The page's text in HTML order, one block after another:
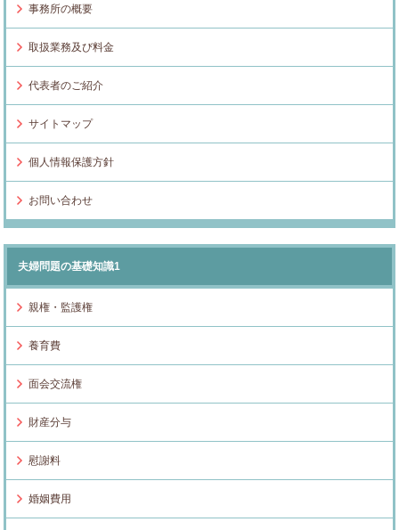
事務所の概要
取扱業務及び料金
代表者のご紹介
サイトマップ
個人情報保護方針
お問い合わせ
夫婦問題の基礎知識1
親権・監護権
養育費
面会交流権
財産分与
慰謝料
婚姻費用